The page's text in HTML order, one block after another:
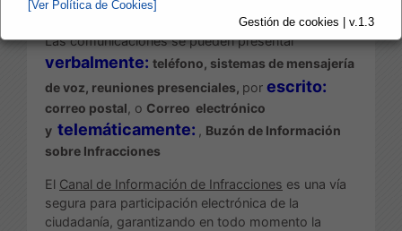
[Ver Política de Cookies]
Gestión de cookies | v.1.3
comuniquen a través de dicho Canal.
Las comunicaciones se pueden presentar
verbalmente: teléfono, sistemas de mensajería
de voz, reuniones presenciales, por escrito:
correo postal o Correo electrónico
y telemáticamente: , Buzón de Información
sobre Infracciones
El Canal de Información de Infracciones es una vía
segura para participación electrónica de la
ciudadanía, garantizando en todo momento la